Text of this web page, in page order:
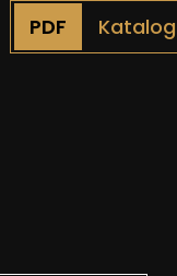
Katalog